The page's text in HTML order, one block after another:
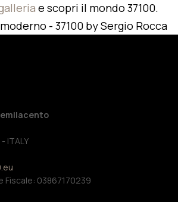
e scopri il mondo 37100.
ITALY
Fiscale: 03867170239